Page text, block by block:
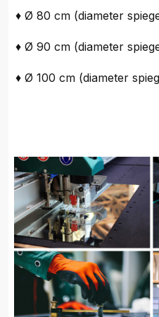
♦ Ø 80 cm (diameter
♦ Ø 90 cm (diameter
♦ Ø 100 cm (diameter